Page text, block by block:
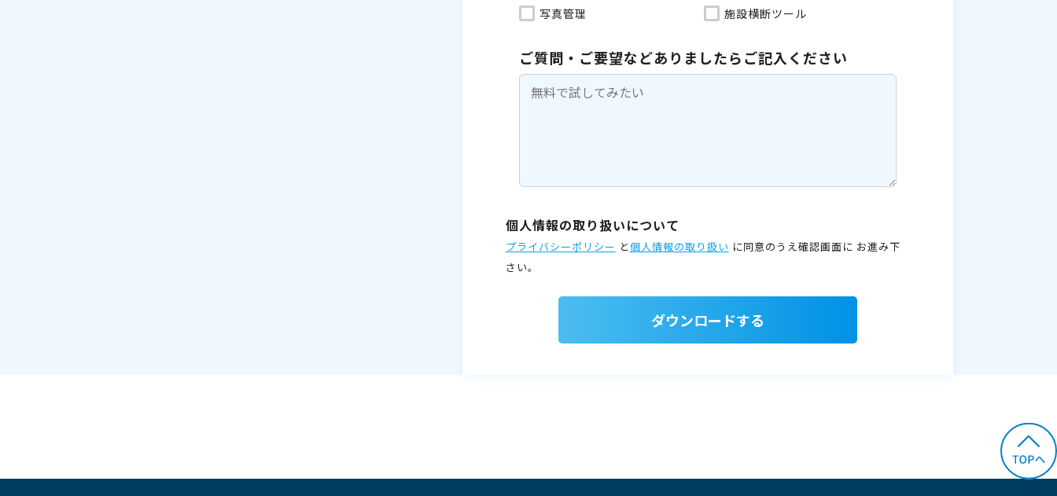
写真管理 施設横断ツール
ご質問・ご要望などありましたらご記入ください
個人情報の取り扱いについて
プライバシーポリシー と個人情報の取り扱い に同意のうえ確認画面に お進み下
さい。
ダウンロードする